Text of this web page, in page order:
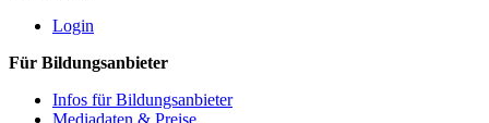
Login
Für Bildungsanbieter
Infos für Bildungsanbieter